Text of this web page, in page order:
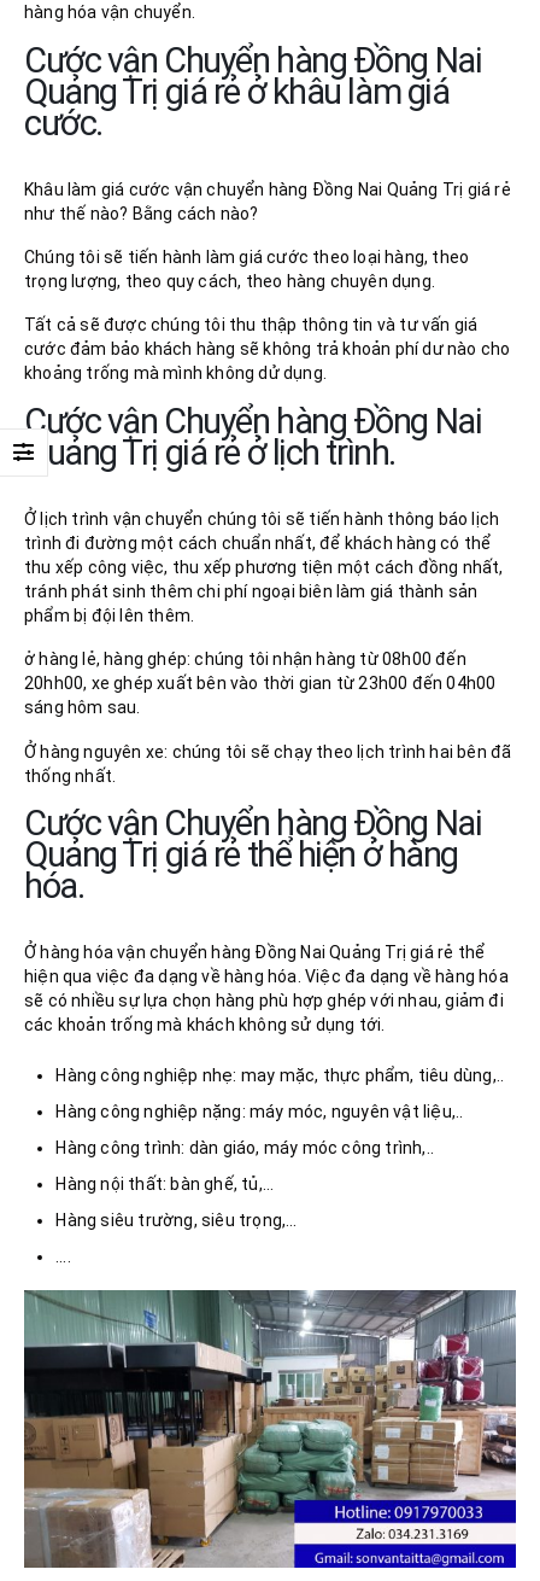
hàng hóa vận chuyển.
Cước vận Chuyển hàng Đồng Nai
Quảng Trị giá rẻ ở khâu làm giá
cước.
Khâu làm giá cước vận chuyển hàng Đồng Nai Quảng Trị giá rẻ
như thế nào? Bằng cách nào?
Chúng tôi sẽ tiến hành làm giá cước theo loại hàng, theo
trọng lượng, theo quy cách, theo hàng chuyên dụng.
Tất cả sẽ được chúng tôi thu thập thông tin và tư vấn giá
cước đảm bảo khách hàng sẽ không trả khoản phí dư nào cho
khoảng trống mà mình không dử dụng.
Cước vận Chuyển hàng Đồng Nai
Quảng Trị giá rẻ ở lịch trình.
Ở lịch trình vận chuyển chúng tôi sẽ tiến hành thông báo lịch
trình đi đường một cách chuẩn nhất, để khách hàng có thể
thu xếp công việc, thu xếp phương tiện một cách đồng nhất,
tránh phát sinh thêm chi phí ngoại biên làm giá thành sản
phẩm bị đội lên thêm.
ở hàng lẻ, hàng ghép: chúng tôi nhận hàng từ 08h00 đến
20hh00, xe ghép xuất bên vào thời gian từ 23h00 đến 04h00
sáng hôm sau.
Ở hàng nguyên xe: chúng tôi sẽ chạy theo lịch trình hai bên đã
thống nhất.
Cước vận Chuyển hàng Đồng Nai
Quảng Trị giá rẻ thể hiện ở hàng
hóa.
Ở hàng hóa vận chuyển hàng Đồng Nai Quảng Trị giá rẻ thể
hiện qua việc đa dạng về hàng hóa. Việc đa dạng về hàng hóa
sẽ có nhiều sự lựa chọn hàng phù hợp ghép với nhau, giảm đi
các khoản trống mà khách không sử dụng tới.
Hàng công nghiệp nhẹ: may mặc, thực phẩm, tiêu dùng,..
Hàng công nghiệp nặng: máy móc, nguyên vật liệu,..
Hàng công trình: dàn giáo, máy móc công trình,..
Hàng nội thất: bàn ghế, tủ,…
Hàng siêu trường, siêu trọng,…